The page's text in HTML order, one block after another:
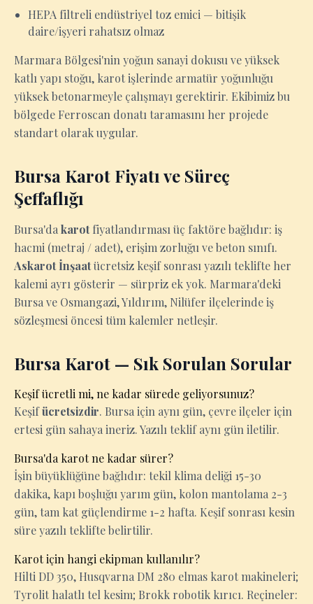
HEPA filtreli endüstriyel toz emici — bitişik
daire/işyeri rahatsız olmaz
Marmara Bölgesi'nin yoğun sanayi dokusu ve yüksek
katlı yapı stoğu, karot işlerinde armatür yoğunluğu
yüksek betonarmeyle çalışmayı gerektirir. Ekibimiz bu
bölgede Ferroscan donatı taramasını her projede
standart olarak uygular.
Bursa Karot Fiyatı ve Süreç
Şeffaflığı
Bursa'da karotfiyatlandırması üç faktöre bağlıdır: iş
hacmi (metraj / adet), erişim zorluğu ve beton sınıfı.
Askarot İnşaatücretsiz keşif sonrası yazılı teklifte her
kalemi ayrı gösterir — sürpriz ek yok. Marmara'deki
Bursa ve Osmangazi, Yıldırım, Nilüfer ilçelerinde iş
sözleşmesi öncesi tüm kalemler netleşir.
Bursa Karot — Sık Sorulan Sorular
Keşif ücretli mi, ne kadar sürede geliyorsunuz?
Keşifücretsizdir. Bursa için aynı gün, çevre ilçeler için
ertesi gün sahaya ineriz. Yazılı teklif aynı gün iletilir.
Bursa'da karot ne kadar sürer?
İşin büyüklüğüne bağlıdır: tekil klima deliği 15-30
dakika, kapı boşluğu yarım gün, kolon mantolama 2-3
gün, tam kat güçlendirme 1-2 hafta. Keşif sonrası kesin
süre yazılı teklifte belirtilir.
Karot için hangi ekipman kullanılır?
Hilti DD 350, Husqvarna DM 280 elmas karot makineleri;
Tyrolit halatlı tel kesim; Brokk robotik kırıcı. Reçineler: